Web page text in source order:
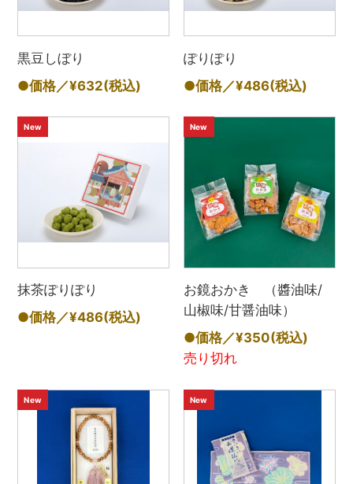
黒豆しぼり
●価格／¥632(税込)
ぽりぽり
●価格／¥486(税込)
New
抹茶ぽりぽり
●価格／¥486(税込)
New
お鏡おかき （醬油味/
山椒味/甘醤油味）
●価格／¥350(税込)
売り切れ
New New